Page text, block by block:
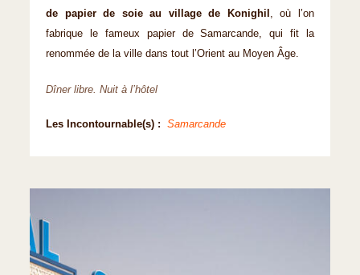
de papier de soie au village de Konighil , où l’on
fabrique le fameux papier de Samarcande, qui fit la
renommée de la ville dans tout l’Orient au Moyen Âge.
Dîner libre. Nuit à l’hôtel
Les Incontournable(s) : Samarcande